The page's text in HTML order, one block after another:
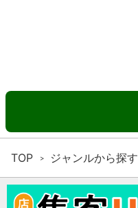
TOP ジャンルから探す